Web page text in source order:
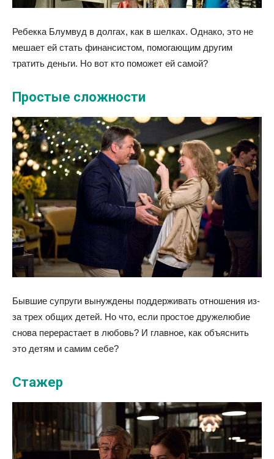
Ребекка Блумвуд в долгах, как в шелках. Однако, это не
мешает ей стать финансистом, помогающим другим
тратить деньги. Но вот кто поможет ей самой?
Простые сложности
Бывшие супруги вынуждены поддерживать отношения из-
за трех общих детей. Но что, если простое дружелюбие
снова перерастает в любовь? И главное, как объяснить
это детям и самим себе?
Стажер